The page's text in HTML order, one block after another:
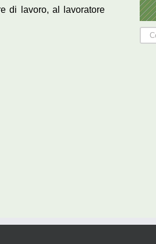
di lavoro, al lavoratore
per: